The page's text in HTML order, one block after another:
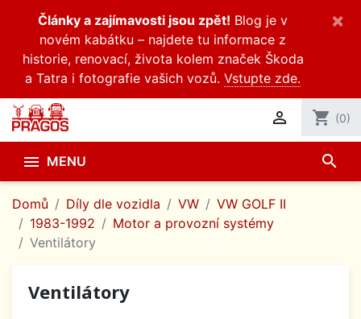
Články a zajímavosti jsou zpět! Blog je v
novém kabátku – najdete tu informace z
historie, renovací, života kolem značek Škoda
a Tatra i fotografie vašich vozů. Vstupte zde.
×
 shopping_cart (0)
 MENU search
Domů Díly dle vozidla VW
VW GOLF II
1983-1992
Motor a provozní systémy
Ventilátory
Ventilátory